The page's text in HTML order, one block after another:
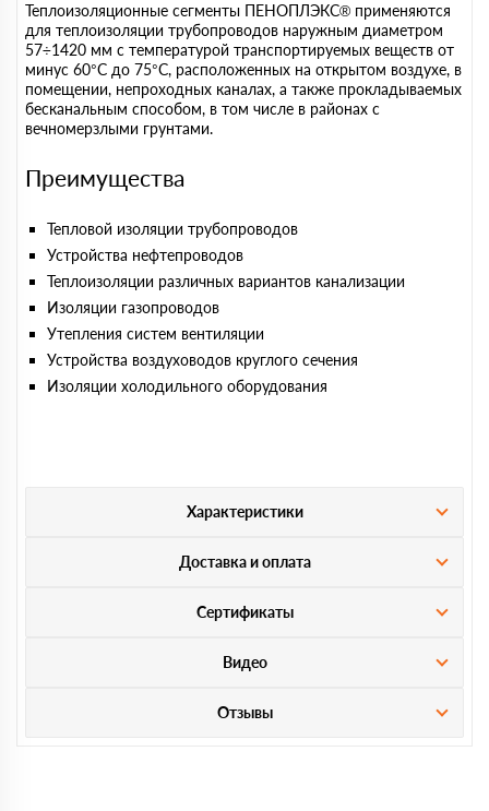
Теплоизоляционные сегменты ПЕНОПЛЭКС® применяются
для теплоизоляции трубопроводов наружным диаметром
57÷1420 мм с температурой транспортируемых веществ от
минус 60°С до 75°С, расположенных на открытом воздухе, в
помещении, непроходных каналах, а также прокладываемых
бесканальным способом, в том числе в районах с
вечномерзлыми грунтами.
Преимущества
Тепловой изоляции трубопроводов
Устройства нефтепроводов
Теплоизоляции различных вариантов канализации
Изоляции газопроводов
Утепления систем вентиляции
Устройства воздуховодов круглого сечения
Изоляции холодильного оборудования
Характеристики
Доставка и оплата
Сертификаты
Видео
Отзывы